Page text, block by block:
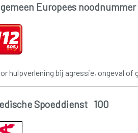
Europees noodnummer
hulpverlening bij agressie, ongeval of
Spoeddienst 100